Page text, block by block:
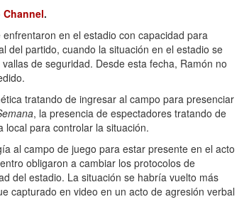
.
en el estadio con capacidad para
del partido, cuando la situación en el estadio se
de seguridad. Desde esta fecha, Ramón no
tratando de ingresar al campo para presenciar
, la presencia de espectadores tratando de
para controlar la situación.
al campo de juego para estar presente en el acto
obligaron a cambiar los protocolos de
del estadio. La situación se habría vuelto más
capturado en video en un acto de agresión verbal